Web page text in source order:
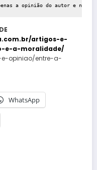
a opinião do autor e não
artigos-e-
e-a-moralidade/
opiniao/entre-a-
WhatsApp